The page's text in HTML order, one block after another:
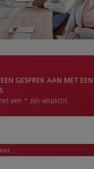
GESPREK AAN MET
een * zijn verplicht.